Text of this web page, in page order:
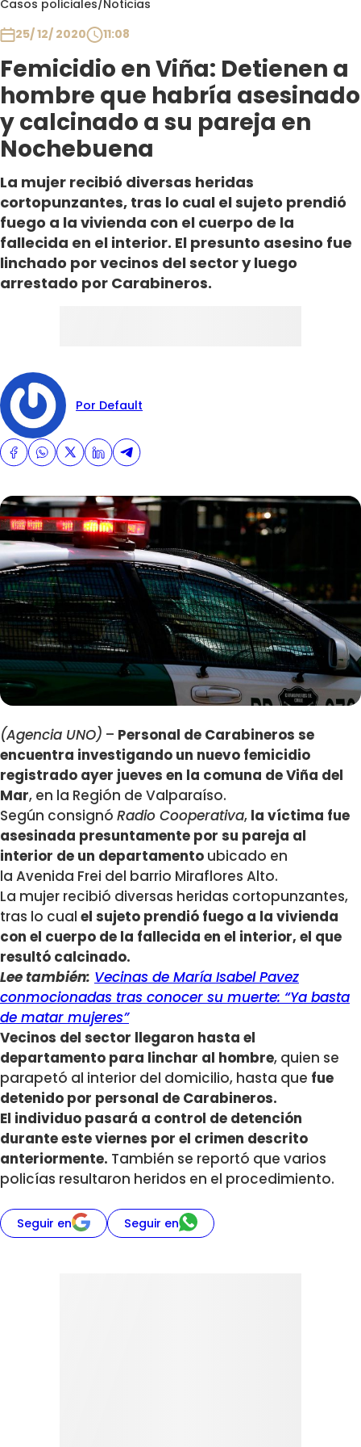
Casos policiales/Noticias
25/ 12/ 2020
11:08
Femicidio en Viña: Detienen a
hombre que habría asesinado
y calcinado a su pareja en
Nochebuena
La mujer recibió diversas heridas
cortopunzantes, tras lo cual el sujeto prendió
fuego a la vivienda con el cuerpo de la
fallecida en el interior. El presunto asesino fue
linchado por vecinos del sector y luego
arrestado por Carabineros.
Por Default
(Agencia UNO) – Personal de Carabineros se
encuentra investigando un nuevo femicidio
registrado ayer jueves en la comuna de Viña del
Mar, en la Región de Valparaíso.
Según consignó Radio Cooperativa, la víctima fue
asesinada presuntamente por su pareja al
interior de un departamento ubicado en
la Avenida Frei del barrio Miraflores Alto.
La mujer recibió diversas heridas cortopunzantes,
tras lo cual el sujeto prendió fuego a la vivienda
con el cuerpo de la fallecida en el interior, el que
resultó calcinado.
Lee también: Vecinas de María Isabel Pavez
conmocionadas tras conocer su muerte: “Ya basta
de matar mujeres”
Vecinos del sector llegaron hasta el
departamento para linchar al hombre, quien se
parapetó al interior del domicilio, hasta que fue
detenido por personal de Carabineros.
El individuo pasará a control de detención
durante este viernes por el crimen descrito
anteriormente. También se reportó que varios
policías resultaron heridos en el procedimiento.
Seguir en Seguir en
Club De La Comedia
Contigo en Directo
Plan Perfecto
El Tiempo
Sabingo
Todos Los Programas